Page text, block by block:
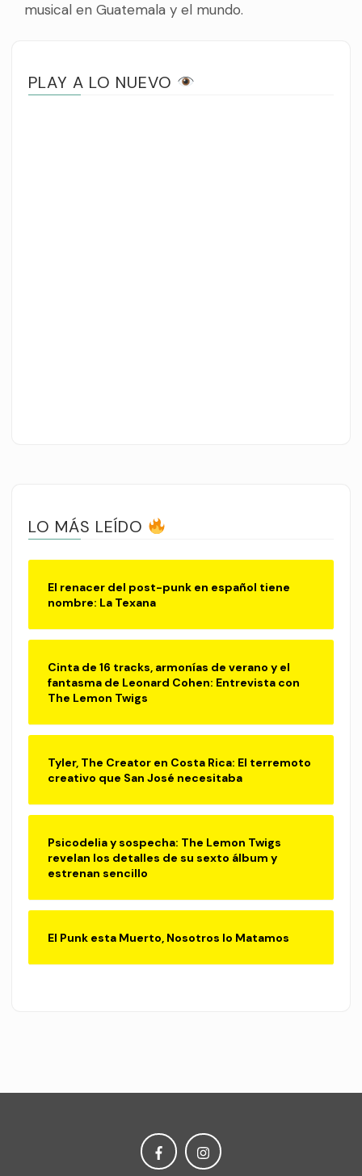
musical en Guatemala y el mundo.
PLAY A LO NUEVO
LO MÁS LEÍDO
El renacer del post-punk en español tiene
nombre: La Texana
Cinta de 16 tracks, armonías de verano y el
fantasma de Leonard Cohen: Entrevista con
The Lemon Twigs
Tyler, The Creator en Costa Rica: El terremoto
creativo que San José necesitaba
Psicodelia y sospecha: The Lemon Twigs
revelan los detalles de su sexto álbum y
estrenan sencillo
El Punk esta Muerto, Nosotros lo Matamos